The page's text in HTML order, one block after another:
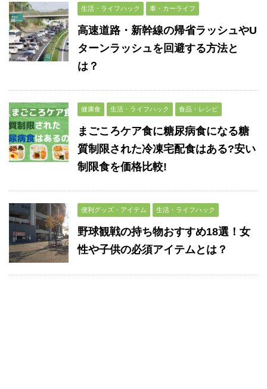
生活・ライフハック 車・カーライフ
高速道路・新幹線の帰省ラッシュやU
ターンラッシュを回避する方法と
は？
健康食 生活・ライフハック 食品・レシピ
まごころケア食に糖尿病食になる糖
質制限された冷凍宅配食はある?安い
制限食を価格比較!
便利グッズ・アイテム 生活・ライフハック
野球観戦の持ち物おすすめ18選！女
性や子供の必須アイテムとは？